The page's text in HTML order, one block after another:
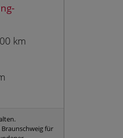
km
für